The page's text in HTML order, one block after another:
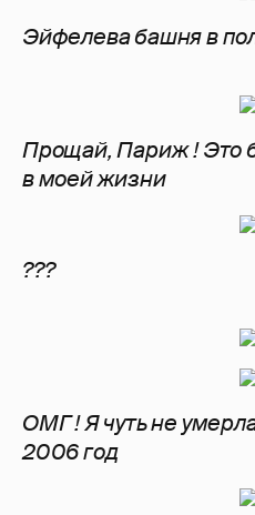
Эйфелева башня в
Прощай, Париж ! Это
в моей жизни
???
ОМГ ! Я чуть не
2006 год